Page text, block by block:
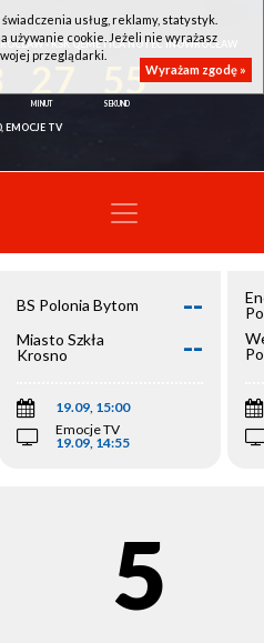
- KSK QEMETICA NOTEĆ INOWROCŁAW
55
EMOCJE TV
BS Polonia Bytom --
Miasto Szkła
Krosno
--
19.09, 15:00
Emocje TV
19.09, 14:55
5
usług, reklamy, statystyk.
używanie cookie. Jeżeli nie wyrażasz
przeglądarki.
Wyrażam zgodę »